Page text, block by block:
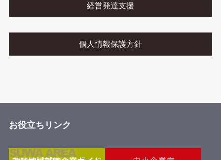
経営発達支援
個人情報保護方針
お役立ちリンク